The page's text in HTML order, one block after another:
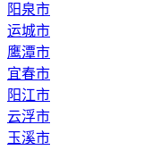
阳泉市
运城市
鹰潭市
宜春市
阳江市
云浮市
玉溪市